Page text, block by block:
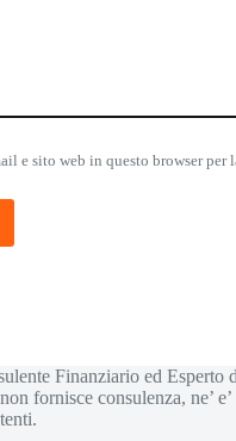
e sito web in questo browser per
Finanziario ed
fornisce consulenza, ne’